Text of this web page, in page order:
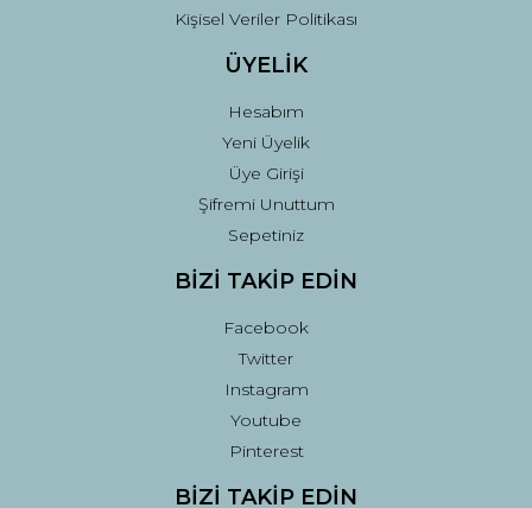
Kişisel Veriler Politikası
ÜYELİK
Hesabım
Yeni Üyelik
Üye Girişi
Şifremi Unuttum
Sepetiniz
BİZİ TAKİP EDİN
Facebook
Twitter
Instagram
Youtube
Pinterest
BİZİ TAKİP EDİN